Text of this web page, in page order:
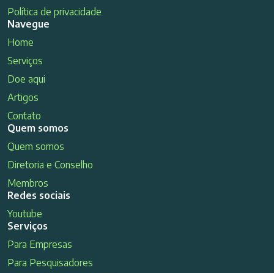
Política de privacidade
Navegue
Home
Serviços
Doe aqui
Artigos
Contato
Quem somos
Quem somos
Diretoria e Conselho
Membros
Redes sociais
Youtube
Serviços
Para Empresas
Para Pesquisadores